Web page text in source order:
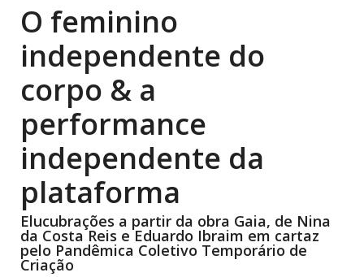
independente da
plataforma
Por Maria Lucas
O feminino
independente do
corpo & a
performance
independente da
plataforma
Elucubrações a partir da obra Gaia, de Nina
da Costa Reis e Eduardo Ibraim em cartaz
pelo Pandêmica Coletivo Temporário de
Criação